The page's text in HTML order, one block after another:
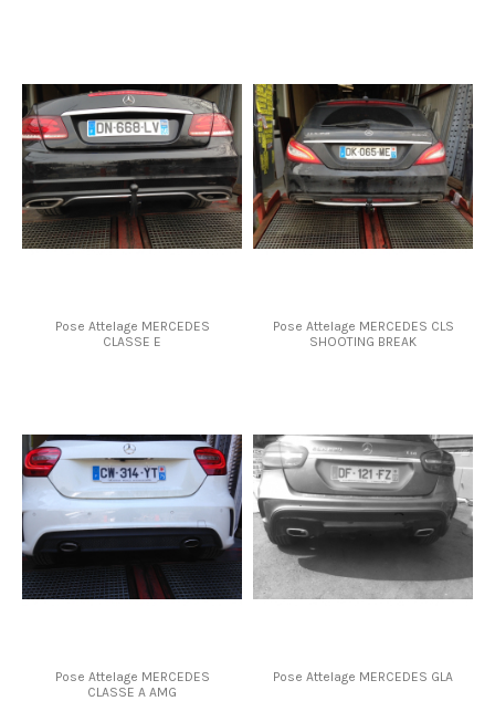
Pose Attelage MERCEDES
CLASSE E
Pose Attelage MERCEDES CLS
SHOOTING BREAK
Pose Attelage MERCEDES
CLASSE A AMG
Pose Attelage MERCEDES GLA